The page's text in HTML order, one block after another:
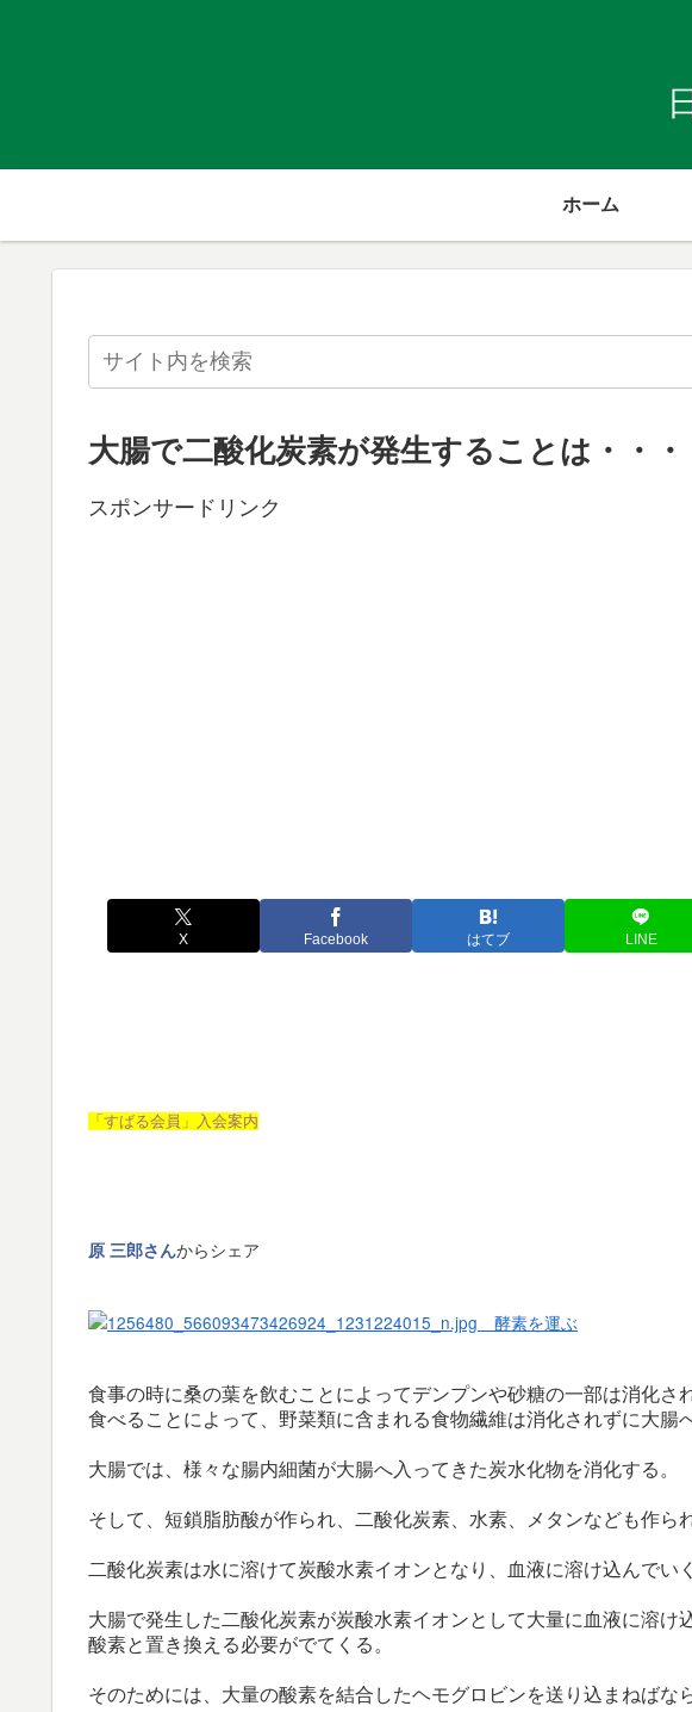
ホーム
大腸で二酸化炭素が発生することは・・・
スポンサードリンク
X Facebook はてブ LINE
「すばる会員」入会案内
原 三郎さんからシェア
食事の時に桑の葉を飲むことによってデンプンや砂糖の一部は消化さ
食べることによって、野菜類に含まれる食物繊維は消化されずに大腸
大腸では、様々な腸内細菌が大腸へ入ってきた炭水化物を消化する。
そして、短鎖脂肪酸が作られ、二酸化炭素、水素、メタンなども作られ
二酸化炭素は水に溶けて炭酸水素イオンとなり、血液に溶け込んでいく
大腸で発生した二酸化炭素が炭酸水素イオンとして大量に血液に溶け
酸素と置き換える必要がでてくる。
そのためには、大量の酸素を結合したヘモグロビンを送り込まねばなら